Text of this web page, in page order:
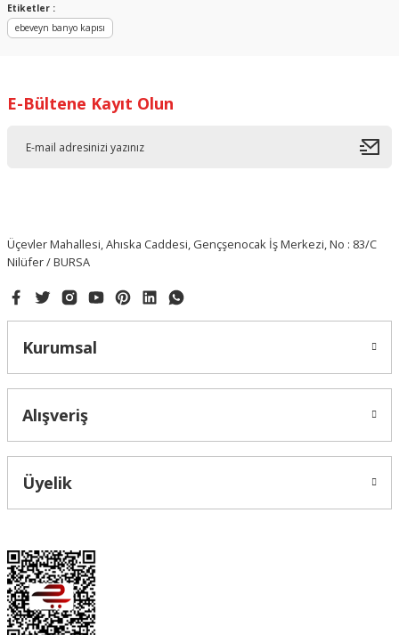
Etiketler :
ebeveyn banyo kapısı
E-Bültene Kayıt Olun
Üçevler Mahallesi, Ahıska Caddesi, Gençşenocak İş Merkezi, No : 83/C
Nilüfer / BURSA
Kurumsal
Alışveriş
Üyelik